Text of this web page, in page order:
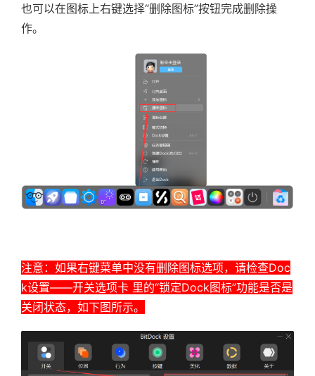
也可以在图标上右键选择“删除图标”按钮完成删除操
作。
注意：如果右键菜单中没有删除图标选项，请检查Doc
k设置——开关选项卡 里的“锁定Dock图标”功能是否是
关闭状态，如下图所示。